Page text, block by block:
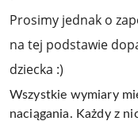
Prosimy jednak o
na tej podstawie
dziecka :)
Wszystkie wymiary
naciągania. Każdy z